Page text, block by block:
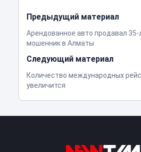
Предыдущий материал
Арендованное авто продавал 35-
мошенник в Алматы
Следующий материал
Количество международных
увеличится